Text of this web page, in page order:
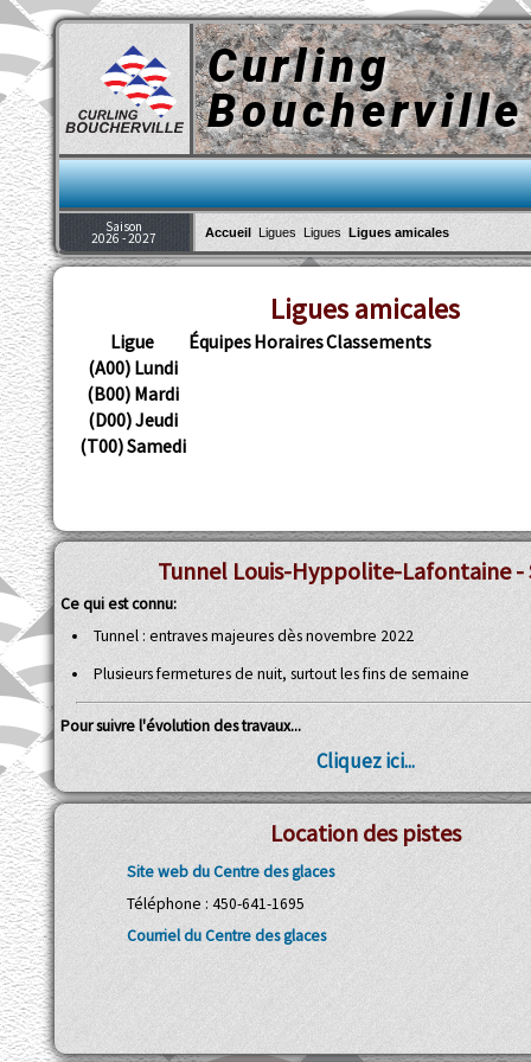
Curling
Boucherville
Saison
2026 - 2027 Accueil Ligues Ligues Ligues amicales
Ligues amicales
Ligue ÉquipesHorairesClassements
(A00) Lundi
(B00) Mardi
(D00) Jeudi
(T00) Samedi
Tunnel Louis-Hyppolite-Lafontaine -
Ce qui est connu:
Tunnel : entraves majeures dès novembre 2022
Plusieurs fermetures de nuit, surtout les fins de semaine
Pour suivre l'évolution des travaux...
Cliquez ici...
Location des pistes
Site web du Centre des glaces
Téléphone : 450-641-1695
Courriel du Centre des glaces